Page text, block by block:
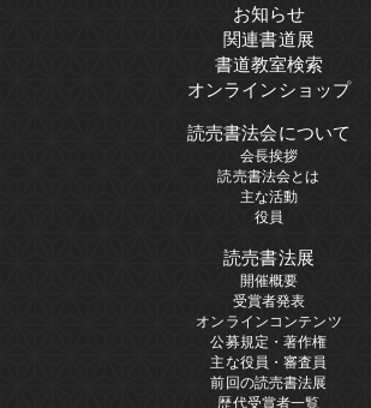
お知らせ
関連書道展
書道教室検索
オンラインショップ
読売書法会について
会長挨拶
読売書法会とは
主な活動
役員
読売書法展
開催概要
受賞者発表
オンラインコンテンツ
公募規定・著作権
主な役員・審査員
前回の読売書法展
歴代受賞者一覧